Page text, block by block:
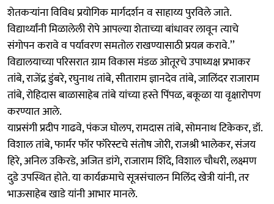
शेतकऱ्यांना विविध प्रयोगिक मार्गदर्शन व साहाय्य पुरविले जाते.
विद्यार्थ्यांनी मिळालेली रोपे आपल्या शेताच्या बांधावर लावून त्याचे
संगोपन करावे व पर्यावरण समतोल राखण्यासाठी प्रयत्न करावे.’’
विद्यालयाच्या परिसरात ग्राम विकास मंडळ ओतूरचे उपाध्यक्ष प्रभाकर
तांबे, राजेंद्र डुंबरे, रघुनाथ तांबे, सीताराम ज्ञानदेव तांबे, जालिंदर राजाराम
तांबे, रोहिदास बाळासाहेब तांबे यांच्या हस्ते पिंपळ, बकूळा या वृक्षारोपण
करण्यात आले.
याप्रसंगी प्रदीप गाढवे, पंकज घोलप, रामदास तांबे, सोमनाथ टिकेकर, डॉ.
विशाल तांबे, फार्मर फॉर फॉरेस्टचे संतोष जोरी, राजश्री भालेकर, संजय
हिरे, अनिल उकिरडे, अजित डांगे, राजाराम शिंदे, विशाल चौधरी, लक्ष्मण
दुडे उपस्थित होते. या कार्यक्रमाचे सूत्रसंचालन मिलिंद खेत्री यांनी, तर
भाऊसाहेब खाडे यांनी आभार मानले.